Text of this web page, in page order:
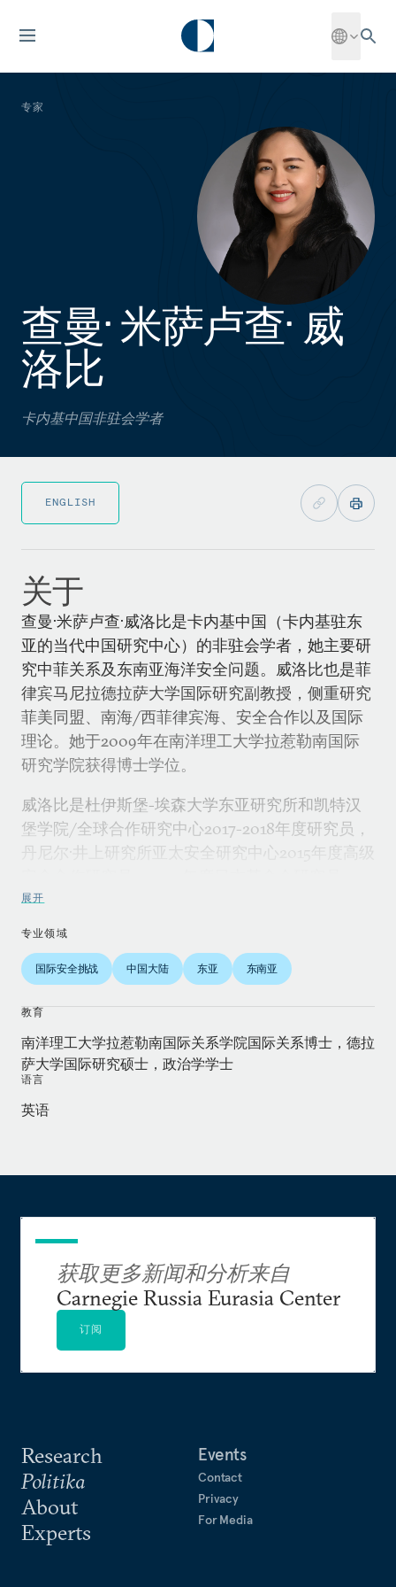
专家
查曼· 米萨卢查· 威
洛比
卡内基中国非驻会学者
ENGLISH
关于
查曼·米萨卢查·威洛比是卡内基中国（卡内基驻东
亚的当代中国研究中心）的非驻会学者，她主要研
究中菲关系及东南亚海洋安全问题。威洛比也是菲
律宾马尼拉德拉萨大学国际研究副教授，侧重研究
菲美同盟、南海/西菲律宾海、安全合作以及国际
理论。她于2009年在南洋理工大学拉惹勒南国际
研究学院获得博士学位。
威洛比是杜伊斯堡-埃森大学东亚研究所和凯特汉
堡学院/全球合作研究中心2017-2018年度研究员，
丹尼尔·井上研究所亚太安全研究中心2015年度高级
2013年度美国－东盟富布赖特研究员。威洛比目前
的研究重点是南海信息宣传活动中出现的叙事。与
此同时，她正在研究民事、海事和蓝色安全及其对
菲律宾外交政策的影响。
威洛比是Wiley出版社《亚洲政治与政策（Asian
Politics and Policy）》杂志的高级编辑及博睿出版
社（Brill）《万隆：全球南方杂志（Bandung:
Journal of the Global South）》的联合编辑。她在
学术界之外的活动包括担任马尼拉新成立的智库--
常在国家政府机构主办的各种二轨论坛和圆桌会议
展开
专业领域
国际安全挑战 中国大陆 东亚 东南亚
教育
南洋理工大学拉惹勒南国际关系学院国际关系博士，德拉
萨大学国际研究硕士，政治学学士
语言
英语
Research
Politika
About
Experts
Events
Contact
Privacy
For Media
获取更多新闻和分析来自
Carnegie Russia Eurasia Center
订阅